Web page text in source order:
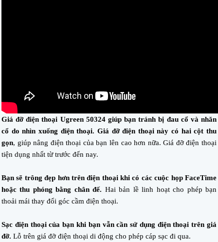
Giá đỡ điện thoại Ugreen 50324 giúp bạn tránh bị đau cổ và nhăn
cổ do nhìn xuống điện thoại. Giá đỡ điện thoại này có hai cột thu
gọn, giúp nâng điện thoại của bạn lên cao hơn nữa. Giá đỡ điện thoại
tiện dụng nhất từ ​​trước đến nay.
Bạn sẽ trông đẹp hơn trên điện thoại khi có các cuộc họp FaceTime
hoặc thu phóng bằng chân đế. Hai bản lề linh hoạt cho phép bạn
thoải mái thay đổi góc cầm điện thoại.
Sạc điện thoại của bạn khi bạn vẫn cần sử dụng điện thoại trên giá
đỡ. Lỗ trên giá đỡ điện thoại di động cho phép cáp sạc đi qua.